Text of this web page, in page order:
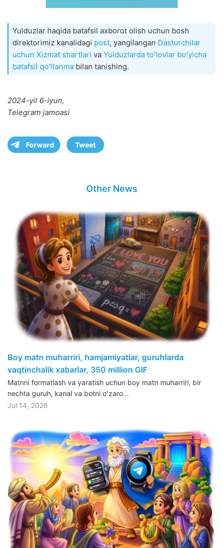
Yulduzlar haqida batafsil axborot olish uchun bosh
direktorimiz kanalidagi post, yangilangan Dasturchilar
uchun Xizmat shartlari va Yulduzlarda toʻlovlar boʻyicha
batafsil qoʻllanma bilan tanishing.
2024-yil 6-iyun,
Telegram jamoasi
Forward Tweet
Other News
Boy matn muharriri, hamjamiyatlar, guruhlarda
vaqtinchalik xabarlar, 350 million GIF
Matnni formatlash va yaratish uchun boy matn muharriri, bir
nechta guruh, kanal va botni oʻzaro…
Jul 14, 2026